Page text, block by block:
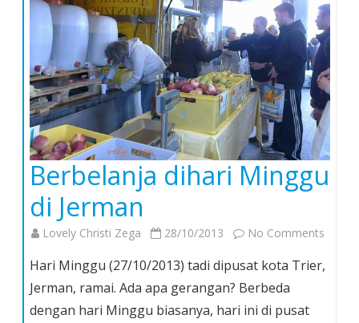
Berbelanja dihari Minggu
di Jerman
Lovely Christi Zega 28/10/2013 No Comments
dihari
Hari Minggu (27/10/2013) tadi dipusat kota Trier,
Jerman, ramai. Ada apa gerangan? Berbeda
dengan hari Minggu biasanya, hari ini di pusat